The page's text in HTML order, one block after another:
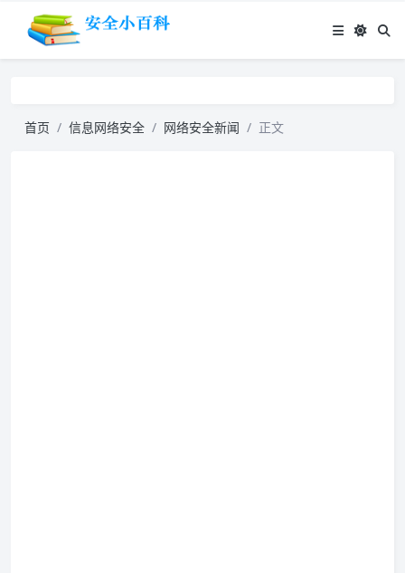
首页 信息网络安全 网络安全新闻 正文